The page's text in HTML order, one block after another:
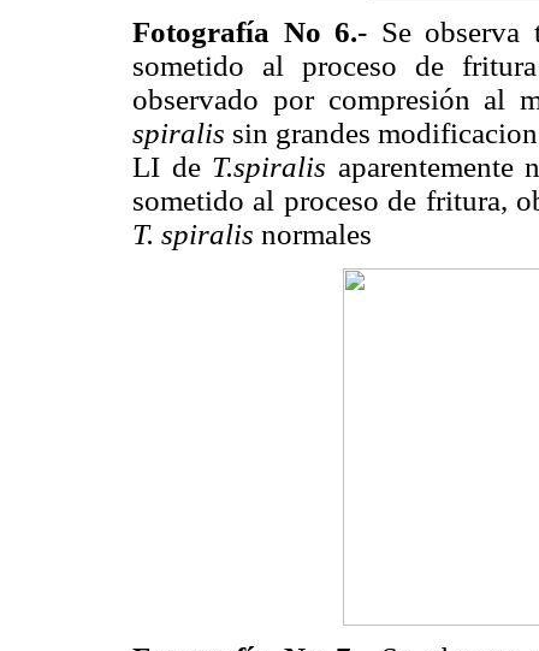
Fotografía No 6.- Se observa
sometido al proceso de
observado por compresión al
spiralis sin grandes
LI de T.spiralis
sometido al proceso de fritura,
T. spiralis normales